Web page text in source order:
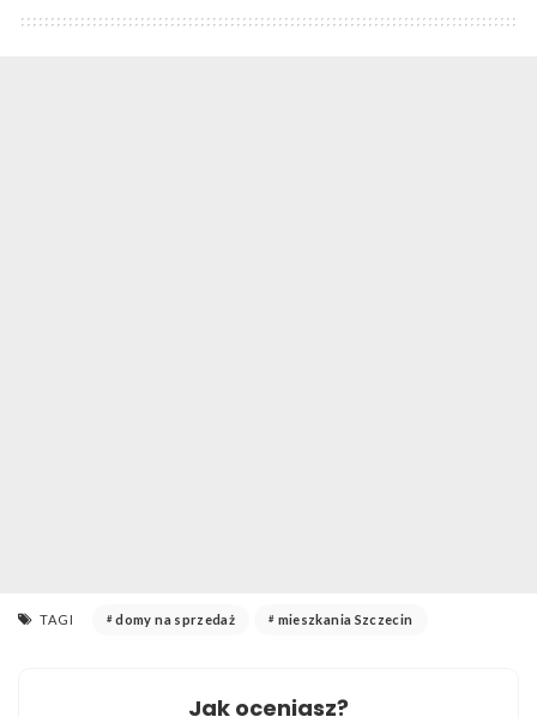
TAGI domy na sprzedaż mieszkania Szczecin
Jak oceniasz?